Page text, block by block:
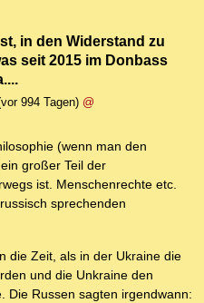
in den Widerstand zu
seit 2015 im Donbass
994 Tagen) @
(wenn man den
großer Teil der
ist. Menschenrechte etc.
sprechenden
die Zeit, als in der Ukraine die
und die Unkraine den
Die Russen sagten irgendwann: